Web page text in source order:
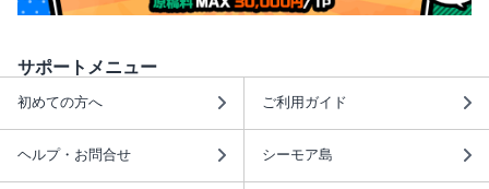
サポートメニュー
初めての方へ ご利用ガイド
ヘルプ・お問合せ シーモア島